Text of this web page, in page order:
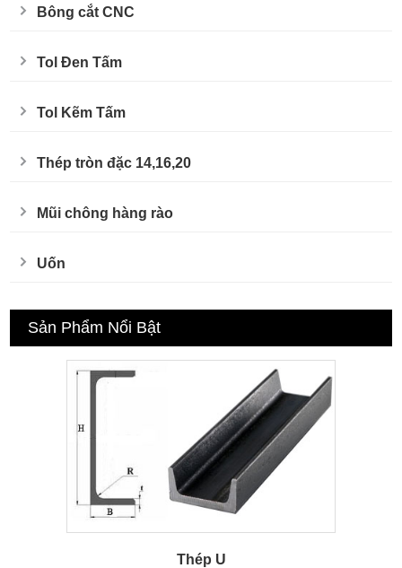
Bông cắt CNC
Tol Đen Tấm
Tol Kẽm Tấm
Thép tròn đặc 14,16,20
Mũi chông hàng rào
Uốn
Sản Phẩm Nổi Bật
Thép U